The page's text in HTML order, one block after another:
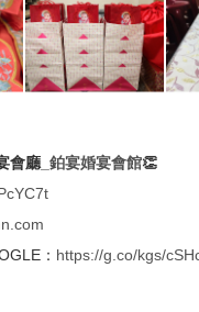
會廳_ 鉑宴婚宴會館👏
： https://g.co/kgs/